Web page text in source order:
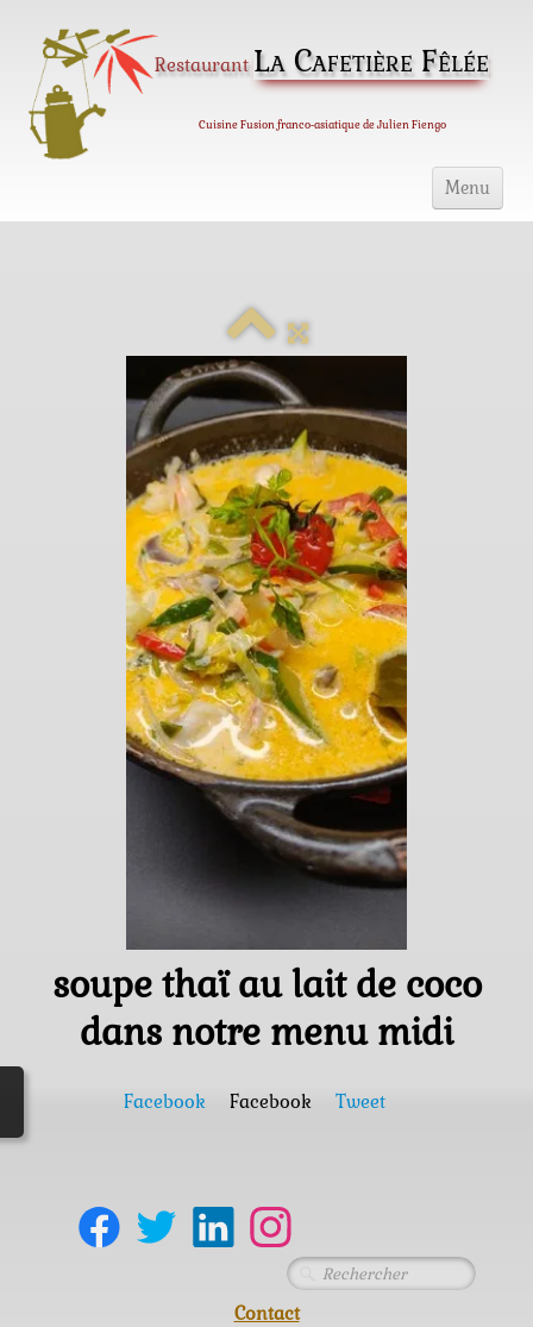
Restaurant La Cafetière Fêlée
Cuisine Fusion franco-asiatique de Julien Fiengo
Menu
Nos vins
Photos
Infos
A propos
Notes et avis
Réservations
soupe thaï au lait de coco
dans notre menu midi
Facebook Facebook Tweet
Contact